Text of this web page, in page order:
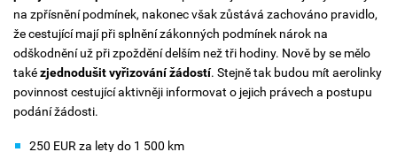
na zpřísnění podmínek, nakonec však zůstává zachováno pravidlo,
že cestující mají při splnění zákonných podmínek nárok na
odškodnění už při zpoždění delším než tři hodiny. Nově by se mělo
takézjednodušit vyřizování žádostí. Stejně tak budou mít aerolinky
povinnost cestující aktivněji informovat o jejich právech a postupu
podání žádosti.
250 EUR za lety do 1 500 km